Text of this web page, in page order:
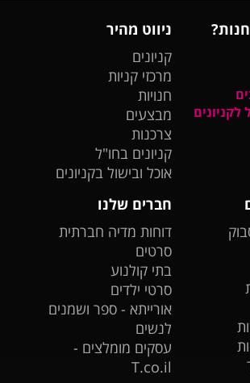
לקניונים
ניווט מהיר
קניונים
מרכזי קניות
חנויות
מבצעים
צרכנות
קניונים בחו"ל
אוכל ובישול בקניונים
חברים שלנו
דוחות מדיה חברתית
סרטים
בתי קולנוע
סרטי ילדים
אורייתא - ספר ושמנים
לנשים
עסקים מומלצים -
T.co.il